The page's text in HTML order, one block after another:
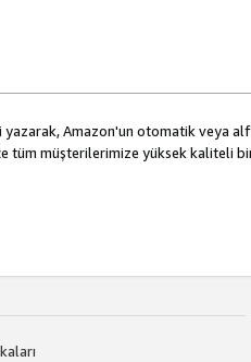
Amazon'un otomatik veya
tüm müşterilerimize yüksek kaliteli